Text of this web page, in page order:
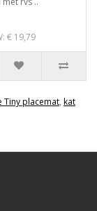
€ 19,79
Tiny placemat, kat